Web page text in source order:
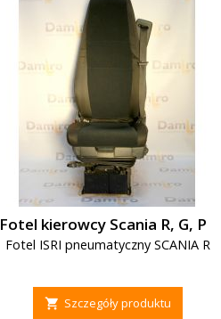
Fotel kierowcy Scania R, G, P
Fotel ISRI pneumatyczny SCANIA R
 Szczegóły produktu